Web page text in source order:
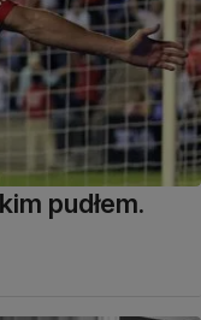
pudłem.